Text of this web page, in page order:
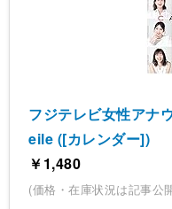
フジテレビ女性アナ
eile ([カレンダー])
￥1,480
(価格・在庫状況は記事公